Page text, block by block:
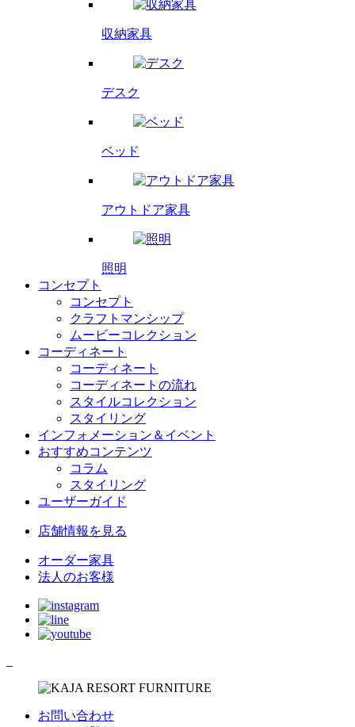
収納家具
デスク
ベッド
アウトドア家具
照明
コンセプト
コンセプト
クラフトマンシップ
ムービーコレクション
コーディネート
コーディネート
コーディネートの流れ
スタイルコレクション
スタイリング
インフォメーション＆イベント
おすすめコンテンツ
コラム
スタイリング
ユーザーガイド
店舗情報 を見る
オーダー家具
法人のお客様
お問い合わせ